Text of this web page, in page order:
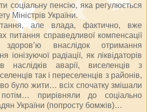
соціальну пенсію, яка регулюється
Міністрів України.
але влада, фактично, вже
питання справедливої компенсації
внаслідок отримання
іонізуючої радіації, як ліквідаторів
наслідків аварії, виселенців з
так і переселенців з районів,
було жити… всіх спочатку змішали
прирівняли до соціально
України (попросту бомжів)…